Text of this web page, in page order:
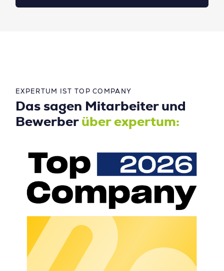
EXPERTUM IST TOP COMPANY
Das sagen Mitarbeiter und
Bewerber über expertum: